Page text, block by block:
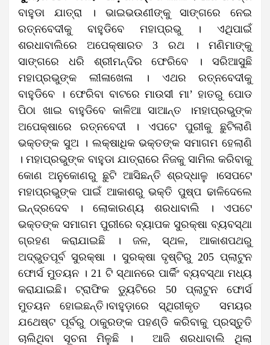
ବାହୁଡା ଯାତ୍ରା । ଭାଇଭଉଣୀଙ୍କୁ ସାଙ୍ଗରେ ନେଇ
ରତ୍ନବେଦୀକୁ ବାହୁଡିବେ ମହାପ୍ରଭୁ । ଏଥିପାଇଁ
ଶରଧାବାଲିରେ ଅପେକ୍ଷାରତ 3 ରଥ । ମଣିମାଙ୍କୁ
ସାଙ୍ଗରେ ଧରି ଶ୍ରୀମନ୍ଦିର ଫେରିବେ । ସରିଆସୁଛି
ମହାପ୍ରଭୁଙ୍କ ଲୀଳାଖେଳା । ଏଥର ରତ୍ନବେଦୀକୁ
ବାହୁଡିବେ । ଫେରିବା ବାଟରେ ମାଉସୀ ମା’ ହାତରୁ ପୋଡ
ପିଠା ଖାଇ ବାହୁଡିବେ କାଳିଆ ସାଆନ୍ତ ।ମହାପ୍ରଭୁଙ୍କ
ଅପେକ୍ଷାରେ ରତ୍ନବେଦୀ । ଏପଟେ ପୁରୀକୁ ଛୁଟିଲାଣି
ଭକ୍ତଙ୍କ ସୁଅ । ଲକ୍ଷାଧିକ ଭକ୍ତଙ୍କ ସମାଗମ ହେଲାଣି
। ମହାପ୍ରଭୁଙ୍କ ବାହୁଡା ଯାତ୍ରାରେ ନିଜକୁ ସାମିଲ କରିବାକୁ
କୋଣ ଅନୁକୋଣରୁ ଛୁଟି ଆସିଛନ୍ତି ଶ୍ରଦ୍ଧାଳୁ ।ସେପଟେ
ମହାପ୍ରଭୁଙ୍କ ପାଇଁ ଆକାଶରୁ ଭକ୍ତି ପୁଷ୍ପ ଢାଳିଦେଲେ
ଇନ୍ଦ୍ରଦେବ । ଲୋକାରଣ୍ୟ ଶରଧାବାଲି । ଏପଟେ
ଭକ୍ତଙ୍କ ସମାଗମ ପୁରୀରେ ବ୍ୟାପକ ସୁରକ୍ଷା ବ୍ୟବସ୍ଥା
ଗ୍ରହଣ କରାଯାଇଛି । ଜଳ, ସ୍ଥଳ, ଆକାଶପଥରୁ
ଅଦ୍ଭୁତପୂର୍ବ ସୁରକ୍ଷା । ସୁରକ୍ଷା ଦୃଷ୍ଟିରୁ 205 ପ୍ଲାଟୁନ
ଫୋର୍ସ ମୁତୟନ । 21 ଟି ସ୍ଥାନରେ ପାର୍କିଂ ବ୍ୟବସ୍ଥା ମଧ୍ୟ
କରାଯାଇଛି। ଟ୍ରାଫିକ ଡ୍ୟୁଟିରେ 50 ପ୍ଲାଟୁନ ଫୋର୍ସ
ମୁତୟନ ହୋଇଛନ୍ତି।ବାହୁଡ଼ାରେ ସ୍ଥିରୀକୃତ ସମୟର
ଯଥେଷ୍ଟ ପୂର୍ବରୁ ଠାକୁରଙ୍କ ପହଣ୍ଡି କରିବାକୁ ପ୍ରସ୍ତୁତି
ଚାଲିଥିବା ସୂଚନା ମିଳୁଛି । ଆଜି ଶରଧାବାଲି ଥିଲା